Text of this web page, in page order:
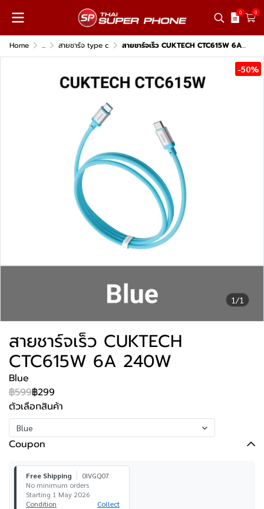
0 0
Home ... สายชาร์จ type c สายชาร์จเร็ว CUKTECH CTC615W 6A 240W
1/1
-50%
สายชาร์จเร็ว CUKTECH
CTC615W 6A 240W
Blue
฿599฿299
ตัวเลือกสินค้า
Blue
Coupon
Free Shipping
0IVGQ07
No minimum orders
Starting 1 May 2026
Condition
Collect